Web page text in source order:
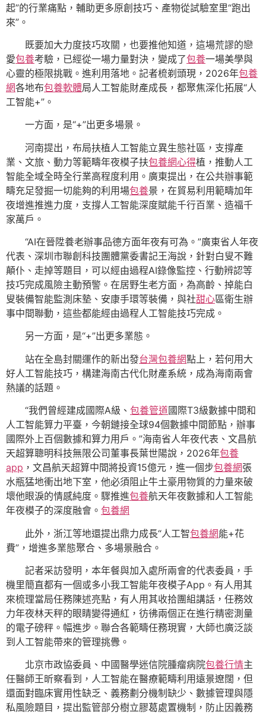
起”的行業痛點，輔助更多原創技巧、產物從試驗室里“跑出
來”。
既要加大力度技巧攻關，也要推他知道，這場荒謬的戀
愛包養考驗，已經從一場力量對決，變成了包養一場美學與
心靈的極限挑戰。進利用落地。記者梳剃頭現，2026年包養
網各地布包養軟體局人工智能財產成長，都聚焦深化拓展“人
工智能+”。
一方面，是“+”出更多場景。
河南提出，布局扶植人工智能立異生態社區，支撐產
業、文旅、動力等範疇年夜模子扶包養網心得植，推動人工
智能全域全時全行業高程度利用。廣東提出，在公共辦事範
疇充足發掘一切能夠的利用場包養景，在貿易利用範疇加年
夜增進推進力度，支撐人工智能深度賦能千行百業、造福千
家萬戶。
“AI在晉陞養老辦事品德方面年夜有可為。”廣東省人年夜
代表、深圳市聯創科技團體黨委書記王海說，針對白叟不難
顛仆、走掉等題目，可以經由過程AI錄像監控、行動辨認等
技巧完成風險主動預警。在居野生老方面，為高齡、掉能白
叟裝備智能監測床墊、安康手環等裝備，與社甜心區衛生辦
事中間聯動，這些都能經由過程人工智能技巧完成。
另一方面，是“+”出更多業態。
站在全島封關運作的新出發台灣包養網點上，若何用大
好人工智能技巧，構建海南古代化財產系統，成為海南兩會
熱議的話題。
“我們曾經建成國際A級、 包養管道國際T3級數據中間和
人工智能算力平臺，今朝鏈接全球94個數據中間節點，辦事
國際外上百個數據和算力用戶。”海南省人年夜代表、文昌航
天超算聰明科技無限公司董事長葉世陽說，2026年包養
app ，文昌航天超算中間將投資15億元，進一個步包養網張
水瓶猛地衝出地下室，他必須阻止牛土豪用物質的力量來破
壞他眼淚的情感純度。驟推進包養航天年夜數據和人工智能
年夜模子的深度融會。 包養網
此外，浙江等地還提出鼎力成長“人工智包養網能+花
費”，增進多業態聚合、多場景融合。
記者采訪發明，本年餐與加入處所兩會的代表委員，手
機里簡直都有一個或多小我工智能年夜模子App。有人用其
來梳理當局任務陳述亮點，有人用其收拾團組講話，任務效
力年夜林天秤的眼睛變得通紅，彷彿兩個正在進行精密測量
的電子磅秤。幅進步。聯合各範疇任務現實，大師也廣泛談
到人工智能帶來的管理挑釁。
北京市政協委員、中國醫學迷信院腫瘤病院包養行情主
任醫師王昕察看到，人工智能在醫療範疇利用遠景遼闊，但
還面對臨床實用性缺乏、義務劃分機制缺少、數據管理與隱
私風險題目，提出監管部分樹立膠葛處置機制，防止因義務